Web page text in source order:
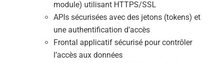
module) utilisant HTTPS/SSL
APIs sécurisées avec des jetons (tokens) et
une authentification d’accès
Frontal applicatif sécurisé pour contrôler
l’accès aux données